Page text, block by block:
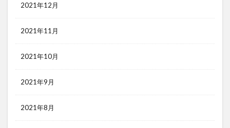
2021年12月
2021年11月
2021年10月
2021年9月
2021年8月